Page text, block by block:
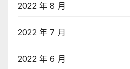
2022 年 8 月
2022 年 7 月
2022 年 6 月